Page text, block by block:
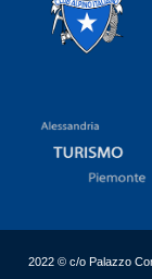
2022 © c/o Palazzo